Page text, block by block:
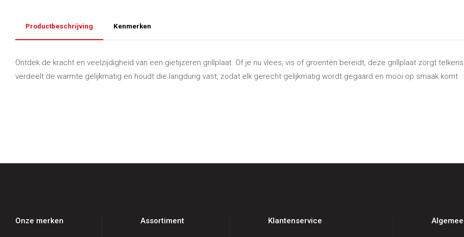
Productbeschrijving Kenmerken
Ontdek de kracht en veelzijdigheid van een gietijzeren grillplaat. Of je nu vlees, vis of groenten bereidt, deze grillplaat zorgt
verdeelt de warmte gelijkmatig en houdt die langdurig vast, zodat elk gerecht gelijkmatig wordt gegaard en mooi op smaak komt.
Onze merken Assortiment Klantenservice